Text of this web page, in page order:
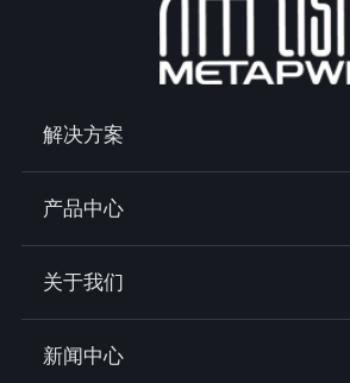
解决方案
产品中心
关于我们
新闻中心